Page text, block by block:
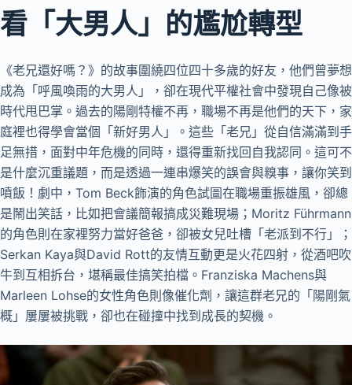
看「大男人」的尷尬轉型
《老兄還好嗎？》的故事圍繞四位四十多歲的好友，他們曾夢想
成為「呼風喚雨的大男人」，卻在現代平權社會中發現自己像被
時代甩巴掌。過去的陽剛特權不再，職場不再是他們的天下，家
庭裡也得學會當個「新好男人」。這些「老兄」從自信滿滿到手
足無措，面對中年危機的同時，還得重新找回自我認同。這可不
是什麼沉重議題，而是透過一連串爆笑的誤會與糗事，讓你笑到
噴飯！劇中，Tom Beck飾演的角色試圖在職場重振雄風，卻總
是鬧出笑話，比如把會議簡報搞成災難現場；Moritz Führmann
的角色則在家裡努力當好爸爸，卻被女兒吐槽「老派到不行」；
Serkan Kaya與David Rott的友情互動更是火花四射，從酒吧吹
牛到互相拆台，堪稱最佳搞笑拍檔。Franziska Machens與
Marleen Lohse的女性角色則像催化劑，讓這群老兄的「陽剛氣
概」屢屢被挑戰，卻也在碰撞中找到成長的契機。